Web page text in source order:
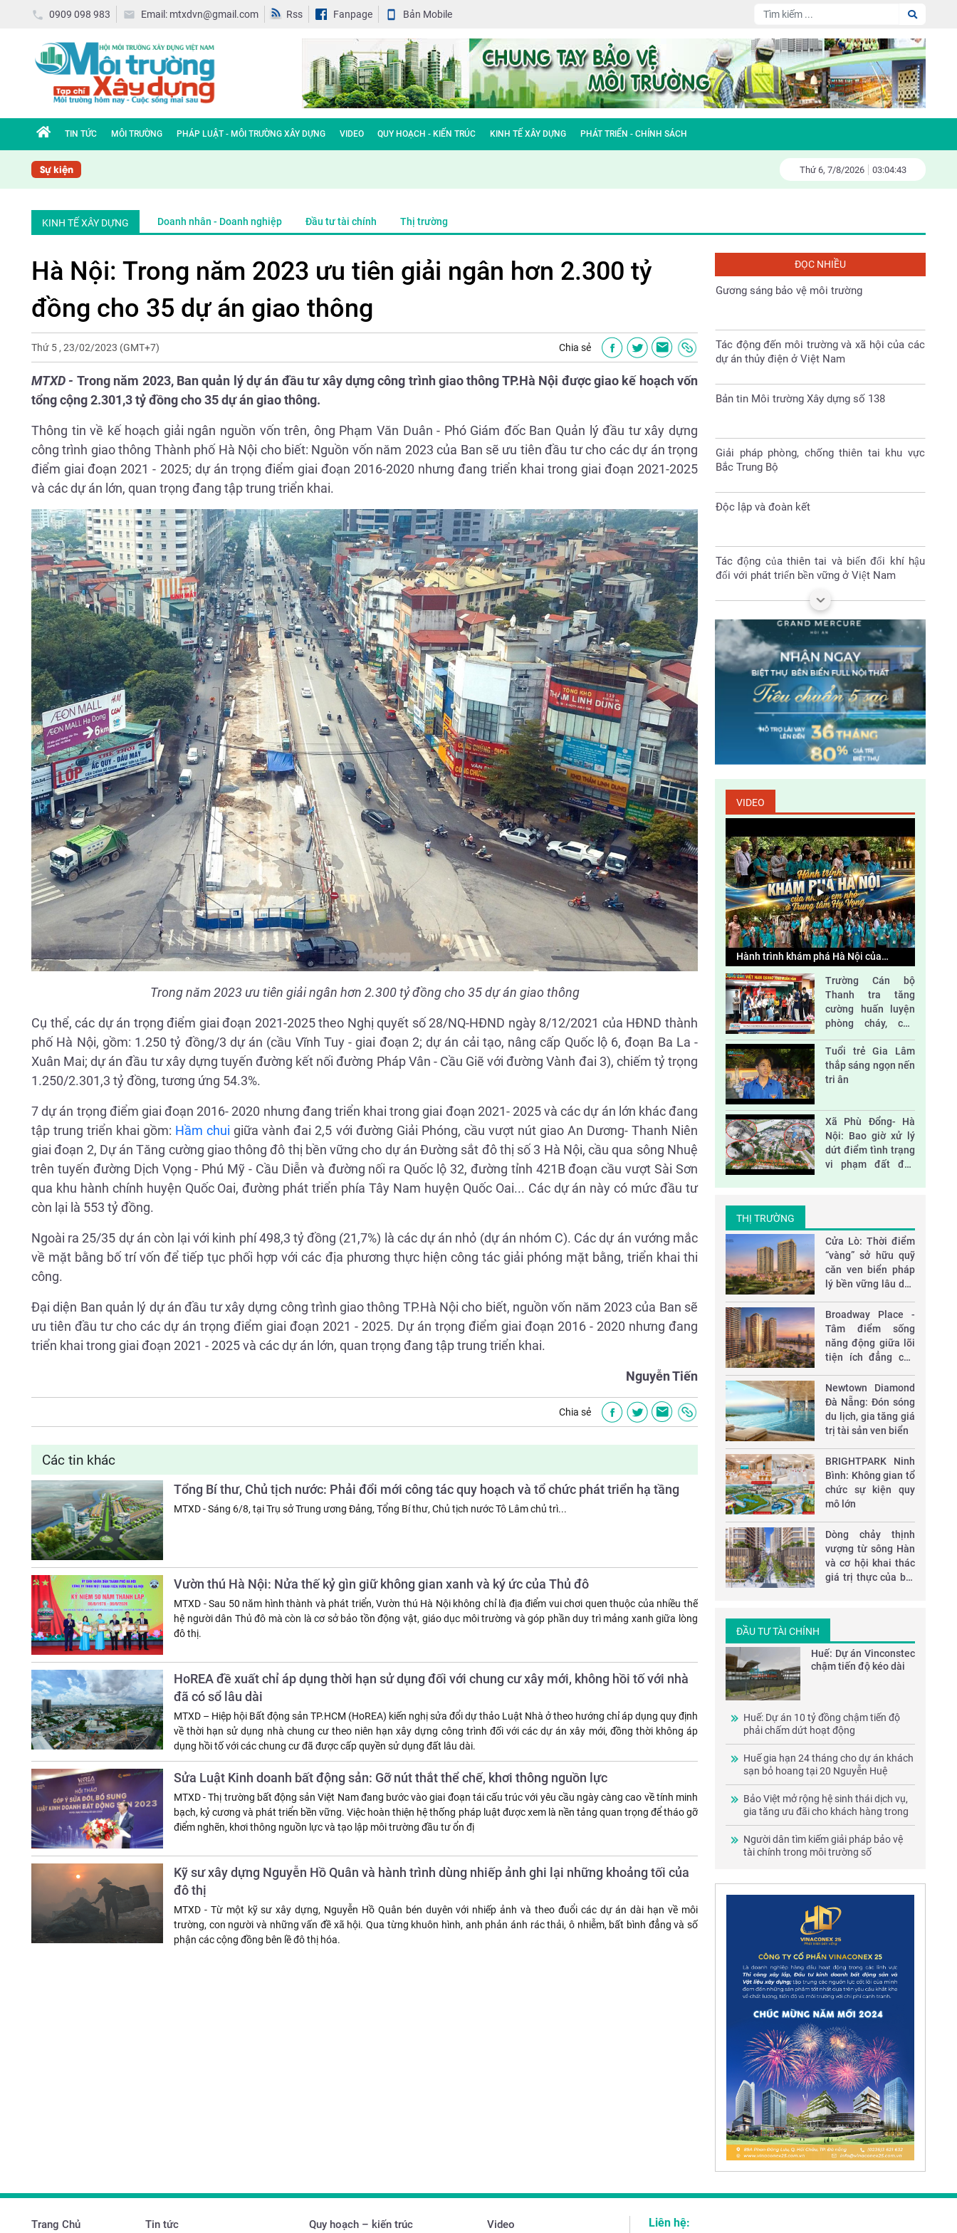
0909 098 983 Email: mtxdvn@gmail.com Rss Fanpage Bản Mobile
TIN TỨC MÔI TRƯỜNG PHÁP LUẬT - MÔI TRƯỜNG XÂY DỰNG VIDEO QUY HOẠCH - KIẾN TRÚC KINH TẾ XÂY DỰNG PHÁT TRIỂN - CHÍNH SÁCH
Sự kiện Thứ 6, 7/8/2026 03:04:44
KINH TẾ XÂY DỰNG Doanh nhân - Doanh nghiệp Đầu tư tài chính Thị trường
Hà Nội: Trong năm 2023 ưu tiên giải ngân hơn 2.300 tỷ
đồng cho 35 dự án giao thông
Thứ 5 , 23/02/2023 (GMT+7) Chia sẻ
MTXD - Trong năm 2023, Ban quản lý dự án đầu tư xây dựng công trình giao thông TP.Hà Nội được giao kế hoạch vốn
tổng cộng 2.301,3 tỷ đồng cho 35 dự án giao thông.
Thông tin về kế hoạch giải ngân nguồn vốn trên, ông Phạm Văn Duân - Phó Giám đốc Ban Quản lý đầu tư xây dựng
công trình giao thông Thành phố Hà Nội cho biết: Nguồn vốn năm 2023 của Ban sẽ ưu tiên đầu tư cho các dự án trọng
điểm giai đoạn 2021 - 2025; dự án trọng điểm giai đoạn 2016-2020 nhưng đang triển khai trong giai đoạn 2021-2025
và các dự án lớn, quan trọng đang tập trung triển khai.
Trong năm 2023 ưu tiên giải ngân hơn 2.300 tỷ đồng cho 35 dự án giao thông
Cụ thể, các dự án trọng điểm giai đoạn 2021-2025 theo Nghị quyết số 28/NQ-HĐND ngày 8/12/2021 của HĐND thành
phố Hà Nội, gồm: 1.250 tỷ đồng/3 dự án (cầu Vĩnh Tuy - giai đoạn 2; dự án cải tạo, nâng cấp Quốc lộ 6, đoạn Ba La -
Xuân Mai; dự án đầu tư xây dựng tuyến đường kết nối đường Pháp Vân - Cầu Giẽ với đường Vành đai 3), chiếm tỷ trọng
1.250/2.301,3 tỷ đồng, tương ứng 54.3%.
7 dự án trọng điểm giai đoạn 2016- 2020 nhưng đang triển khai trong giai đoạn 2021- 2025 và các dự án lớn khác đang
tập trung triển khai gồm: Hầm chui giữa vành đai 2,5 với đường Giải Phóng, cầu vượt nút giao An Dương- Thanh Niên
giai đoạn 2, Dự án Tăng cường giao thông đô thị bền vững cho dự án Đường sắt đô thị số 3 Hà Nội, cầu qua sông Nhuệ
trên tuyến đường Dịch Vọng - Phú Mỹ - Cầu Diễn và đường nối ra Quốc lộ 32, đường tỉnh 421B đoạn cầu vượt Sài Sơn
qua khu hành chính huyện Quốc Oai, đường phát triển phía Tây Nam huyện Quốc Oai... Các dự án này có mức đầu tư
còn lại là 553 tỷ đồng.
Ngoài ra 25/35 dự án còn lại với kinh phí 498,3 tỷ đồng (21,7%) là các dự án nhỏ (dự án nhóm C). Các dự án vướng mắc
về mặt bằng bố trí vốn để tiếp tục phối hợp với các địa phương thực hiện công tác giải phóng mặt bằng, triển khai thi
công.
Đại diện Ban quản lý dự án đầu tư xây dựng công trình giao thông TP.Hà Nội cho biết, nguồn vốn năm 2023 của Ban sẽ
ưu tiên đầu tư cho các dự án trọng điểm giai đoạn 2021 - 2025. Dự án trọng điểm giai đoạn 2016 - 2020 nhưng đang
triển khai trong giai đoạn 2021 - 2025 và các dự án lớn, quan trọng đang tập trung triển khai.
Nguyễn Tiến
Chia sẻ
Các tin khác
Tổng Bí thư, Chủ tịch nước: Phải đổi mới công tác quy hoạch và tổ chức phát triển hạ tầng
MTXD - Sáng 6/8, tại Trụ sở Trung ương Đảng, Tổng Bí thư, Chủ tịch nước Tô Lâm chủ trì...
Vườn thú Hà Nội: Nửa thế kỷ gìn giữ không gian xanh và ký ức của Thủ đô
MTXD - Sau 50 năm hình thành và phát triển, Vườn thú Hà Nội không chỉ là địa điểm vui chơi quen thuộc của nhiều thế
hệ người dân Thủ đô mà còn là cơ sở bảo tồn động vật, giáo dục môi trường và góp phần duy trì mảng xanh giữa lòng
đô thị.
HoREA đề xuất chỉ áp dụng thời hạn sử dụng đối với chung cư xây mới, không hồi tố với nhà
đã có sổ lâu dài
MTXD – Hiệp hội Bất động sản TP.HCM (HoREA) kiến nghị sửa đổi dự thảo Luật Nhà ở theo hướng chỉ áp dụng quy định
về thời hạn sử dụng nhà chung cư theo niên hạn xây dựng công trình đối với các dự án xây mới, đồng thời không áp
dụng hồi tố với các chung cư đã được cấp quyền sử dụng đất lâu dài.
Sửa Luật Kinh doanh bất động sản: Gỡ nút thắt thể chế, khơi thông nguồn lực
MTXD - Thị trường bất động sản Việt Nam đang bước vào giai đoạn tái cấu trúc với yêu cầu ngày càng cao về tính minh
bạch, kỷ cương và phát triển bền vững. Việc hoàn thiện hệ thống pháp luật được xem là nền tảng quan trọng để tháo gỡ
điểm nghẽn, khơi thông nguồn lực và tạo lập môi trường đầu tư ổn đị
Kỹ sư xây dựng Nguyễn Hồ Quân và hành trình dùng nhiếp ảnh ghi lại những khoảng tối của
đô thị
MTXD - Từ một kỹ sư xây dựng, Nguyễn Hồ Quân bén duyên với nhiếp ảnh và theo đuổi các dự án dài hạn về môi
trường, con người và những vấn đề xã hội. Qua từng khuôn hình, anh phản ánh rác thải, ô nhiễm, bất bình đẳng và số
phận các cộng đồng bên lề đô thị hóa.
ĐỌC NHIỀU
Nhà vách kính lớn- sát thủ năng lượng
Đại hội Hội nông dân huyện Sóc Sơn nhiệm
kỳ 2023-2028
Fiesta – đa tầng kinh doanh – đa tầng
Gương sáng bảo vệ môi trường
Tác động đến môi trường và xã hội của các
Bản tin Môi trường Xây dựng số 138
Giải pháp phòng, chống thiên tai khu vực
Độc lập và đoàn kết
Tác động của thiên tai và biến đổi khí hậu
Nhà vách kính lớn- sát thủ năng lượng
Đại hội Hội nông dân huyện Sóc Sơn nhiệm
kỳ 2023-2028
Làm gì để bảo vệ tài nguyên thiên nhiên và
môi trường sống
Fiesta – đa tầng kinh doanh – đa tầng
Gương sáng bảo vệ môi trường
Tác động đến môi trường và xã hội của các
dự án thủy điện ở Việt Nam
Bản tin Môi trường Xây dựng số 138
Giải pháp phòng, chống thiên tai khu vực
Bắc Trung Bộ
Độc lập và đoàn kết
Tác động của thiên tai và biến đổi khí hậu
đối với phát triển bền vững ở Việt Nam
Nhà vách kính lớn- sát thủ năng lượng
Đại hội Hội nông dân huyện Sóc Sơn nhiệm
kỳ 2023-2028
VIDEO
Hành trình khám phá Hà Nội của
Trường Cán bộ
Thanh tra tăng
cường huấn luyện
phòng cháy, cứu
nạn và sơ cấp cứu
Tuổi trẻ Gia Lâm
thắp sáng ngọn nến
tri ân
Xã Phù Đổng- Hà
Nội: Bao giờ xử lý
dứt điểm tình trạng
vi phạm đất đai,
THỊ TRƯỜNG
Cửa Lò: Thời điểm
“vàng” sở hữu quỹ
căn ven biển pháp
lý bền vững lâu dài,
hành
Broadway Place -
Tâm điểm sống
năng động giữa lõi
tiện ích đẳng cấp
Newtown Diamond
Đà Nẵng: Đón sóng
du lịch, gia tăng giá
trị tài sản ven biển
​BRIGHTPARK Ninh
Bình: Không gian tổ
chức sự kiện quy
mô lớn
Dòng chảy thịnh
vượng từ sông Hàn
và cơ hội khai thác
giá trị thực của bất
ĐẦU TƯ TÀI CHÍNH
Huế: Dự án Vinconstec
chậm tiến độ kéo dài
Huế: Dự án 10 tỷ đồng chậm tiến độ
phải chấm dứt hoạt động
Huế gia hạn 24 tháng cho dự án khách
sạn bỏ hoang tại 20 Nguyễn Huệ
Bảo Việt mở rộng hệ sinh thái dịch vụ,
gia tăng ưu đãi cho khách hàng trong
năm 2026
Người dân tìm kiếm giải pháp bảo vệ
tài chính trong môi trường số
Trang Chủ Tin tức Quy hoạch – kiến trúc Video Liên hệ: